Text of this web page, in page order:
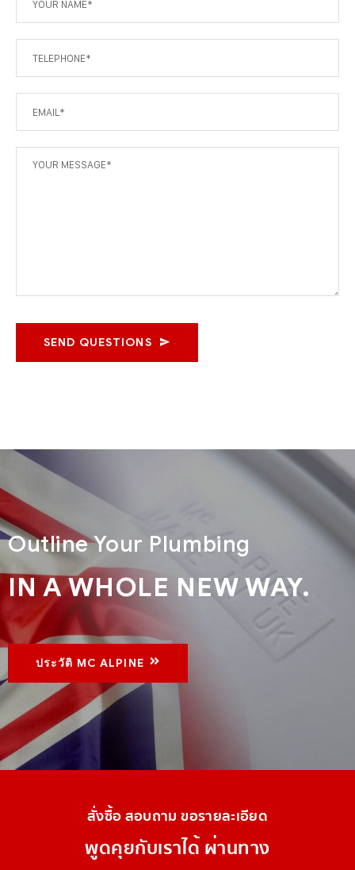
SEND QUESTIONS
Outline Your Plumbing
IN A WHOLE NEW WAY.
ประวัติ MC ALPINE
สั่งซื้อ สอบถาม ขอรายละเอียด
พูดคุยกับเราได้ ผ่านทาง